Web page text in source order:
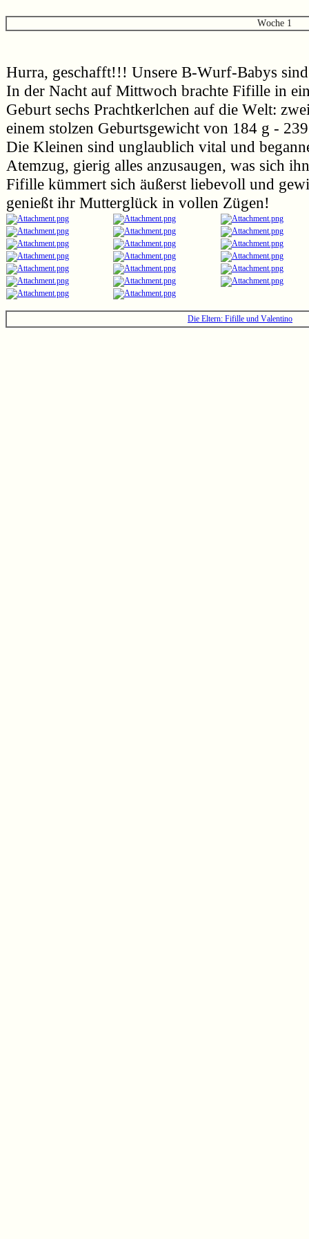
Woche 1
Hurra, geschafft!!! Unsere B-Wurf-Babys
In der Nacht auf Mittwoch brachte Fifille in
Geburt sechs Prachtkerlchen auf die Welt:
einem stolzen Geburtsgewicht von 184 g -
Die Kleinen sind unglaublich vital und
Atemzug, gierig alles anzusaugen, was sich
Fifille kümmert sich äußerst liebevoll und
genießt ihr Mutterglück in vollen Zügen!
Die Eltern: Fifille und Valentino